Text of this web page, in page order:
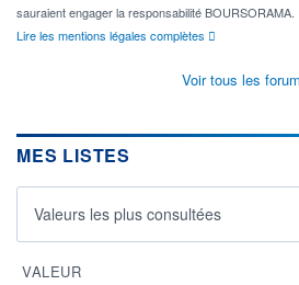
sauraient engager la responsabilité BOURSORAMA.
Lire les mentions légales complètes
Voir tous les
MES LISTES
Valeurs les plus consultées
VALEUR